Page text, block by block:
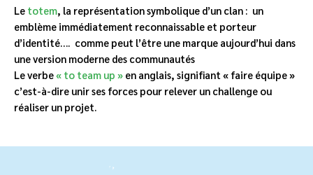
Le totem, la représentation symbolique d’un clan : un
emblème immédiatement reconnaissable et porteur
d’identité…. comme peut l’être une marque aujourd’hui dans
une version moderne des communautés
Le verbe« to team up » en anglais, signifiant « faire équipe »
c’est-à-dire unir ses forces pour relever un challenge ou
réaliser un projet.